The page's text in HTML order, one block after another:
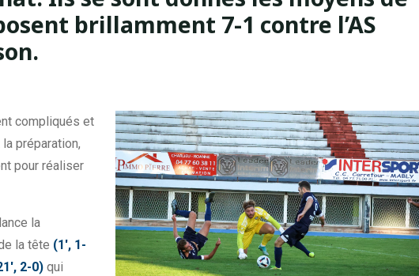
brillamment 7-1 contre l’AS
compliqués et
préparation,
pour réaliser
la
la tête (1′, 1-
2-0) qui